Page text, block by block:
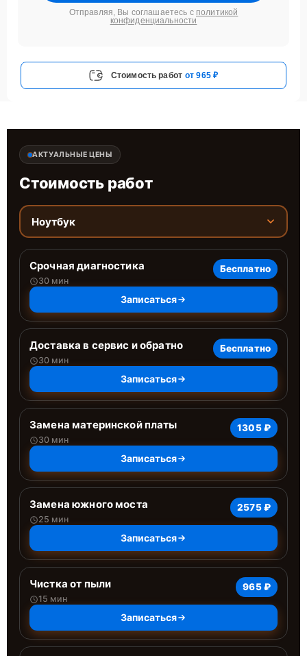
Отправляя, Вы соглашаетесь с политикой
конфиденциальности
Стоимость работ от 965 ₽
АКТУАЛЬНЫЕ ЦЕНЫ
Стоимость работ
Ноутбук
Срочная диагностика
30 мин
Бесплатно
Записаться
Доставка в сервис и обратно
30 мин
Бесплатно
Записаться
Замена материнской платы
30 мин
1305 ₽
Записаться
Замена южного моста
25 мин
2575 ₽
Записаться
Чистка от пыли
15 мин
965 ₽
Записаться